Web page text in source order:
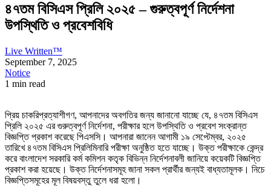
৪৭তম বিসিএস প্রিলি ২০২৫ – গুরুত্বপূর্ণ নির্দেশনা
উপস্থিতি ও প্রবেশবিধি
Live Written™
September 7, 2025
Notice
1 min read
প্রিয় চাকরিপ্রত্যাশীগণ, আপনাদের অবগতির জন্য জানানো যাচ্ছে যে, ৪৭তম বিসিএস
প্রিলি ২০২৫ এর গুরুত্বপূর্ণ নির্দেশনা, পরীক্ষার হলে উপস্থিতি ও প্রবেশ সংক্রান্ত
বিজ্ঞপ্তি প্রকাশ করেছে পিএসসি। আপনারা জানেন আগামী ১৯ সেপ্টেম্বর, ২০২৫
তারিখে ৪৭তম বিসিএস প্রিলিমিনারি পরীক্ষা অনুষ্ঠিত হতে যাচ্ছে। উক্ত পরীক্ষাকে কেন্দ্র
করে বাংলাদেশ সরকারি কর্ম কমিশন কতৃক বিভিন্ন নির্দেশনাবলী জানিয়ে কয়েকটি বিজ্ঞপ্তি
প্রকাশ করা হয়েছে। উক্ত নির্দেশনাসমূহ জানা সকল প্রার্থীর জন্যই বাধ্যতামূলক। নিচে
বিজ্ঞপ্তিসমূহের মূল বিষয়বস্তু তুলে ধরা হলো।